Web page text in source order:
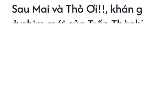
Sau Mai và Thỏ Ơi!!, khán
ở phim mới của Trấn